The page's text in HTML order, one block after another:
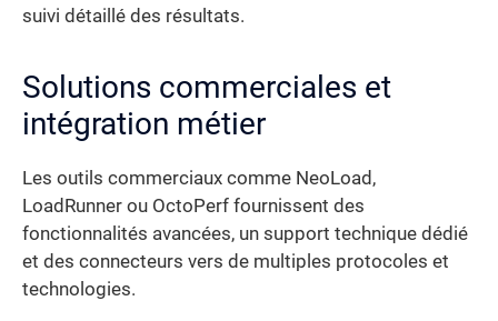
suivi détaillé des résultats.
Solutions commerciales et
intégration métier
Les outils commerciaux comme NeoLoad,
LoadRunner ou OctoPerf fournissent des
fonctionnalités avancées, un support technique dédié
et des connecteurs vers de multiples protocoles et
technologies.